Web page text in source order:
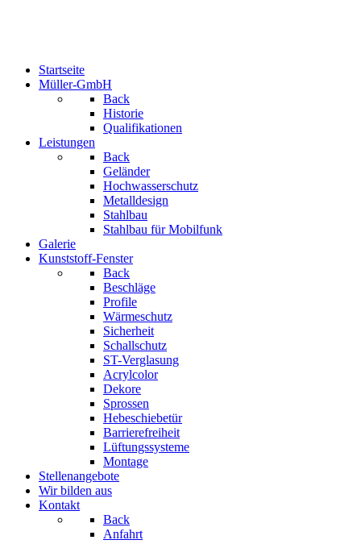
Startseite
Müller-GmbH
Back
Historie
Qualifikationen
Leistungen
Back
Geländer
Hochwasserschutz
Metalldesign
Stahlbau
Stahlbau für Mobilfunk
Galerie
Kunststoff-Fenster
Back
Beschläge
Profile
Wärmeschutz
Sicherheit
Schallschutz
ST-Verglasung
Acrylcolor
Dekore
Sprossen
Hebeschiebetür
Barrierefreiheit
Lüftungssysteme
Montage
Stellenangebote
Wir bilden aus
Kontakt
Back
Anfahrt